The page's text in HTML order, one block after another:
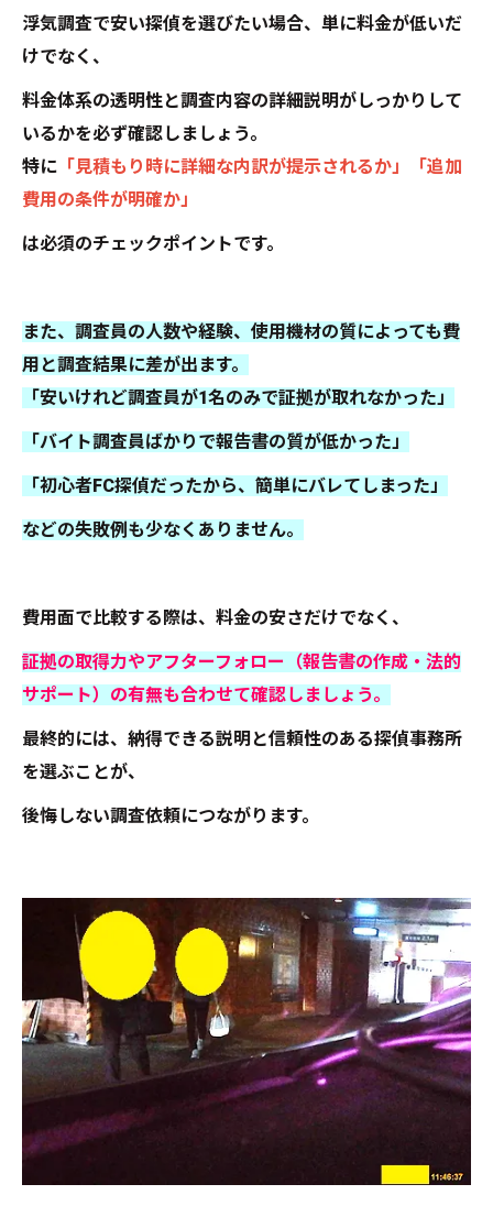
浮気調査で安い探偵を選びたい場合、単に料金が低いだ
けでなく、
料金体系の透明性と調査内容の詳細説明がしっかりして
いるかを必ず確認しましょう。
特に 「見積もり時に詳細な内訳が提示されるか」「追加
費用の条件が明確か」
は必須のチェックポイントです。
また、調査員の人数や経験、使用機材の質によっても費
用と調査結果に差が出ます。
「安いけれど調査員が1名のみで証拠が取れなかった」
「バイト調査員ばかりで報告書の質が低かった」
「初心者FC探偵だったから、簡単にバレてしまった」
などの失敗例も少なくありません。
費用面で比較する際は、料金の安さだけでなく、
証拠の取得力やアフターフォロー（報告書の作成・法的
サポート）の有無も合わせて確認しましょう。
最終的には、納得できる説明と信頼性のある探偵事務所
を選ぶことが、
後悔しない調査依頼につながります。